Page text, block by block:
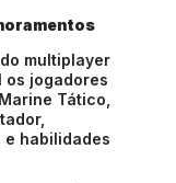
multiplayer
os jogadores
Tático,
e habilidades